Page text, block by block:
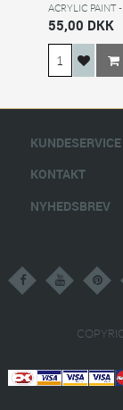
ACRYLIC PAINT
55,00 DKK
KUNDESERVICE
KONTAKT
NYHEDSBREV